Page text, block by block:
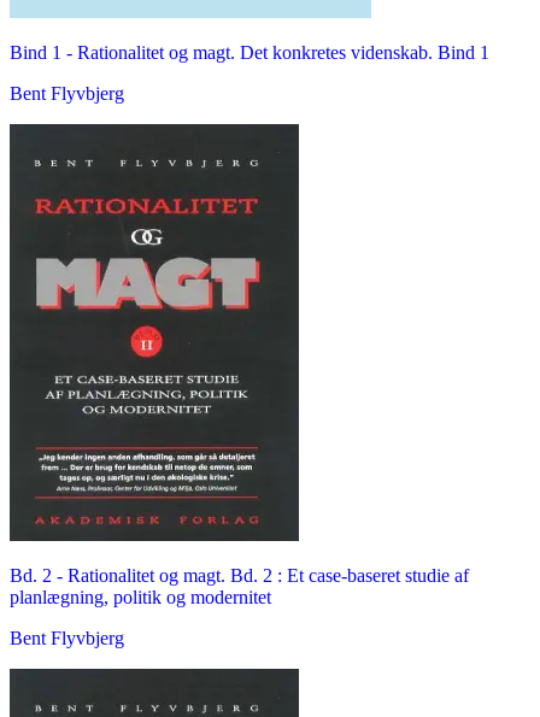
Bind 1 - Rationalitet og magt. Det konkretes videnskab. Bind 1
Bent Flyvbjerg
Bd. 2 - Rationalitet og magt. Bd. 2 : Et case-baseret studie af
planlægning, politik og modernitet
Bent Flyvbjerg